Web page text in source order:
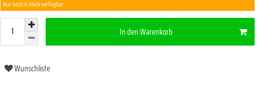
Nur noch 4 Stück verfügbar
In den Warenkorb
Wunschliste